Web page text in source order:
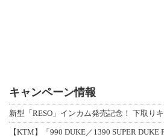
キャンペーン情報
【KTM】「990 DUKE／1390 SUPER DUKE